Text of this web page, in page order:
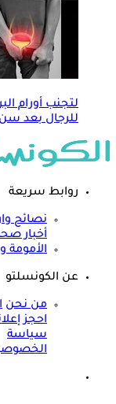
لتجنب أورام
للرجال بعد
روابط سريعة
نصائح
أخبار
الأمومة
عن الكونسلتو
من نحن
احجز
سياسة